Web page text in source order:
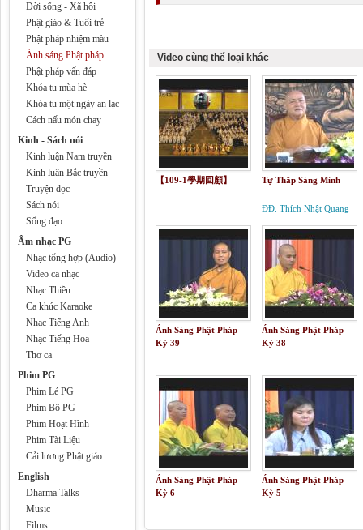
Đời sống - Xã hội
Phật giáo & Tuổi trẻ
Phật pháp nhiệm màu
Ánh sáng Phật pháp
Phật pháp vấn đáp
Khóa tu mùa hè
Khóa tu một ngày an lạc
Cách nấu món chay
Kinh - Sách nói
Kinh luận Nam truyền
Kinh luận Bắc truyền
Truyện đọc
Sách nói
Sống đạo
Âm nhạc PG
Nhạc tổng hợp (Audio)
Video ca nhạc
Nhạc Thiền
Ca khúc Karaoke
Nhạc Tiếng Anh
Nhạc Tiếng Hoa
Thơ ca
Phim PG
Phim Lẻ PG
Phim Bộ PG
Phim Hoạt Hình
Phim Tài Liệu
Cải lương Phật giáo
English
Dharma Talks
Music
Films
Video cùng thể loại khác
【109-1學期回顧】 Tự Thắp Sáng Mình
ĐĐ. Thích Nhật Quang
Ánh Sáng Phật Pháp
Kỳ 39
Ánh Sáng Phật Pháp
Kỳ 38
Ánh Sáng Phật Pháp
Kỳ 6
Ánh Sáng Phật Pháp
Kỳ 5